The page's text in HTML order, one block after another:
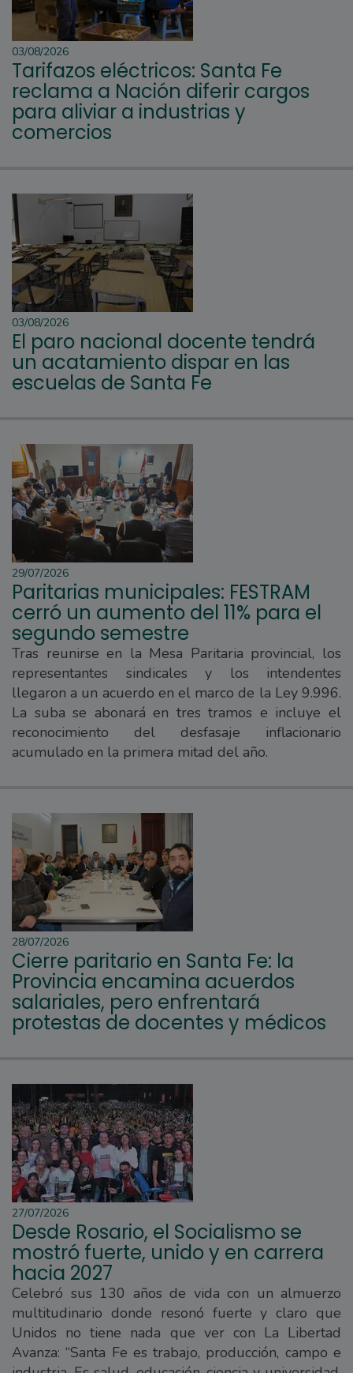
03/08/2026
Tarifazos eléctricos: Santa Fe
reclama a Nación diferir cargos
para aliviar a industrias y
comercios
03/08/2026
El paro nacional docente tendrá
un acatamiento dispar en las
escuelas de Santa Fe
29/07/2026
Paritarias municipales: FESTRAM
cerró un aumento del 11% para el
segundo semestre
Tras reunirse en la Mesa Paritaria provincial, los
representantes sindicales y los intendentes
llegaron a un acuerdo en el marco de la Ley 9.996.
La suba se abonará en tres tramos e incluye el
reconocimiento del desfasaje inflacionario
acumulado en la primera mitad del año.
28/07/2026
Cierre paritario en Santa Fe: la
Provincia encamina acuerdos
salariales, pero enfrentará
protestas de docentes y médicos
27/07/2026
Desde Rosario, el Socialismo se
mostró fuerte, unido y en carrera
hacia 2027
Celebró sus 130 años de vida con un almuerzo
multitudinario donde resonó fuerte y claro que
Unidos no tiene nada que ver con La Libertad
Avanza: “Santa Fe es trabajo, producción, campo e